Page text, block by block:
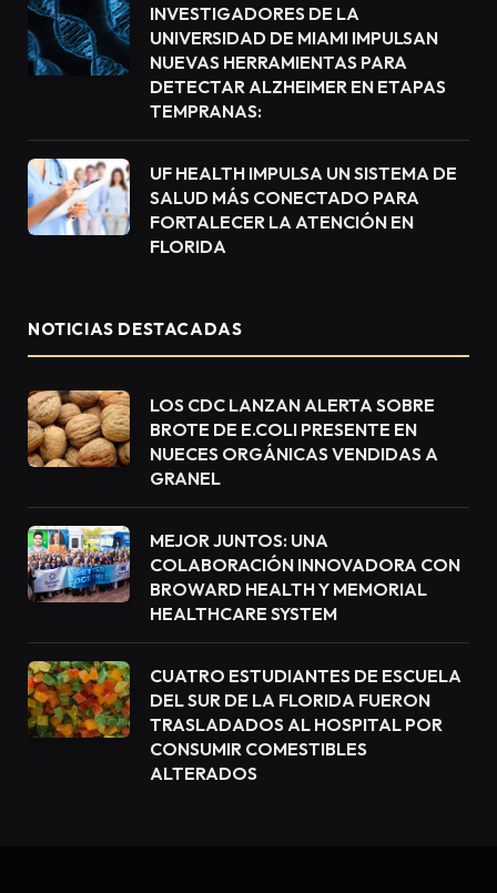
INVESTIGADORES DE LA
UNIVERSIDAD DE MIAMI IMPULSAN
NUEVAS HERRAMIENTAS PARA
DETECTAR ALZHEIMER EN ETAPAS
TEMPRANAS:
UF HEALTH IMPULSA UN SISTEMA DE
SALUD MÁS CONECTADO PARA
FORTALECER LA ATENCIÓN EN
FLORIDA
NOTICIAS DESTACADAS
LOS CDC LANZAN ALERTA SOBRE
BROTE DE E.COLI PRESENTE EN
NUECES ORGÁNICAS VENDIDAS A
GRANEL
MEJOR JUNTOS: UNA
COLABORACIÓN INNOVADORA CON
BROWARD HEALTH Y MEMORIAL
HEALTHCARE SYSTEM
CUATRO ESTUDIANTES DE ESCUELA
DEL SUR DE LA FLORIDA FUERON
TRASLADADOS AL HOSPITAL POR
CONSUMIR COMESTIBLES
ALTERADOS